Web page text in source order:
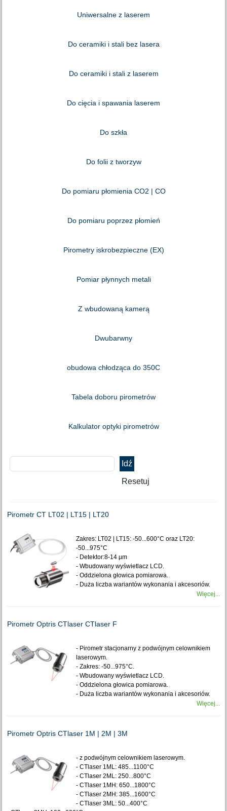
Uniwersalne z laserem
Do ceramiki i stali bez lasera
Do ceramiki i stali z laserem
Do cięcia i spawania laserem
Do szkła
Do folii z tworzyw
Do pomiaru płomienia CO2 | CO
Do pomiaru poprzez płomień
Pirometry iskrobezpieczne (EX)
Pomiar płynnych metali
Z wbudowaną kamerą
Dwubarwny
obudowa chłodząca do 350C
Tabela doboru pirometrów
Kalkulator optyki pirometrów
Pirometr CT LT02 | LT15 | LT20
Zakres: LT02 | LT15: -50...600°C oraz LT20:
-50...975°C
- Detektor:8-14 µm
- Wbudowany wyświetlacz LCD.
- Oddzielona głowica pomiarowa.
- Duża liczba wariantów wykonania i akcesoriów.
Więcej...
Pirometr Optris CTlaser CTlaser F
- Pirometr stacjonarny z podwójnym celownikiem
laserowym.
- Zakres: -50...975°C.
- Wbudowany wyświetlacz LCD.
- Oddzielona głowica pomiarowa.
- Duża liczba wariantów wykonania i akcesoriów.
Więcej...
Pirometr Optris CTlaser 1M | 2M | 3M
- z podwójnym celownikiem laserowym.
- CTlaser 1ML: 485...1100°C
- CTlaser 2ML: 250...800°C
- CTlaser 1MH: 650...1800°C
- CTlaser 2MH: 385...1600°C
- CTlaser 3ML: 50...400°C